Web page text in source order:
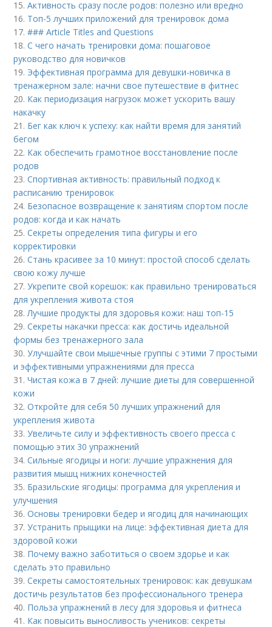
15.Активность сразу после родов: полезно или вредно
16. Топ-5 лучших приложений для тренировок дома
17.### Article Titles and Questions
18.С чего начать тренировки дома: пошаговое
руководство для новичков
19. Эффективная программа для девушки-новичка в
тренажерном зале: начни свое путешествие в фитнес
20. Как периодизация нагрузок может ускорить вашу
накачку
21. Бег как ключ к успеху: как найти время для занятий
бегом
22. Как обеспечить грамотное восстановление после
родов
23.Спортивная активность: правильный подход к
расписанию тренировок
24. Безопасное возвращение к занятиям спортом после
родов: когда и как начать
25.Секреты определения типа фигуры и его
корректировки
26.Стань красивее за 10 минут: простой способ сделать
свою кожу лучше
27.Укрепите свой корешок: как правильно тренироваться
для укрепления живота стоя
28. Лучшие продукты для здоровья кожи: наш топ-15
29.Секреты накачки пресса: как достичь идеальной
формы без тренажерного зала
30.Улучшайте свои мышечные группы с этими 7 простыми
и эффективными упражнениями для пресса
31.Чистая кожа в 7 дней: лучшие диеты для совершенной
кожи
32.Откройте для себя 50 лучших упражнений для
укрепления живота
33.Увеличьте силу и эффективность своего пресса с
помощью этих 30 упражнений
34.Сильные ягодицы и ноги: лучшие упражнения для
развития мышц нижних конечностей
35. Бразильские ягодицы: программа для укрепления и
улучшения
36.Основы тренировки бедер и ягодиц для начинающих
37.Устранить прыщики на лице: эффективная диета для
здоровой кожи
38. Почему важно заботиться о своем здорье и как
сделать это правильно
39.Секреты самостоятельных тренировок: как девушкам
достичь результатов без профессионального тренера
40. Польза упражнений в лесу для здоровья и фитнеса
41. Как повысить выносливость учеников: секреты